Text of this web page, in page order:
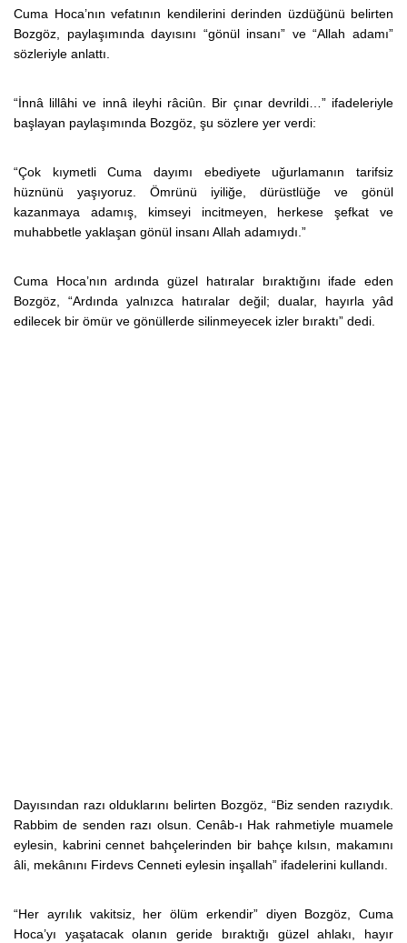
Cuma Hoca’nın vefatının kendilerini derinden üzdüğünü belirten
Bozgöz, paylaşımında dayısını “gönül insanı” ve “Allah adamı”
sözleriyle anlattı.
“İnnâ lillâhi ve innâ ileyhi râciûn. Bir çınar devrildi…” ifadeleriyle
başlayan paylaşımında Bozgöz, şu sözlere yer verdi:
“Çok kıymetli Cuma dayımı ebediyete uğurlamanın tarifsiz
hüznünü yaşıyoruz. Ömrünü iyiliğe, dürüstlüğe ve gönül
kazanmaya adamış, kimseyi incitmeyen, herkese şefkat ve
muhabbetle yaklaşan gönül insanı Allah adamıydı.”
Cuma Hoca’nın ardında güzel hatıralar bıraktığını ifade eden
Bozgöz, “Ardında yalnızca hatıralar değil; dualar, hayırla yâd
edilecek bir ömür ve gönüllerde silinmeyecek izler bıraktı” dedi.
Dayısından razı olduklarını belirten Bozgöz, “Biz senden razıydık.
Rabbim de senden razı olsun. Cenâb-ı Hak rahmetiyle muamele
eylesin, kabrini cennet bahçelerinden bir bahçe kılsın, makamını
âli, mekânını Firdevs Cenneti eylesin inşallah” ifadelerini kullandı.
“Her ayrılık vakitsiz, her ölüm erkendir” diyen Bozgöz, Cuma
Hoca’yı yaşatacak olanın geride bıraktığı güzel ahlakı, hayır